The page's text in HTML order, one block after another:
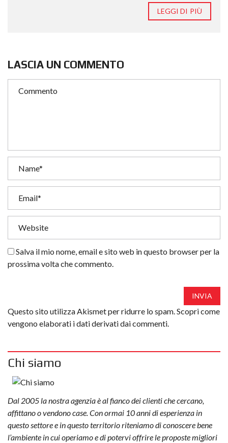
LEGGI DI PIÙ
LASCIA UN COMMENTO
Salva il mio nome, email e sito web in questo browser per la
prossima volta che commento.
INVIA
Questo sito utilizza Akismet per ridurre lo spam.Scopri come
vengono elaborati i dati derivati dai commenti.
Chi siamo
Dal 2005 la nostra agenzia è al fianco dei clienti che cercano,
affittano o vendono case. Con ormai 10 anni di esperienza in
questo settore e in questo territorio riteniamo di conoscere bene
l’ambiente in cui operiamo e di potervi offrire le proposte migliori